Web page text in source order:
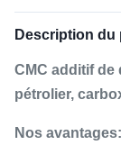
Description du
CMC additif
pétrolier,
Nos avantages: